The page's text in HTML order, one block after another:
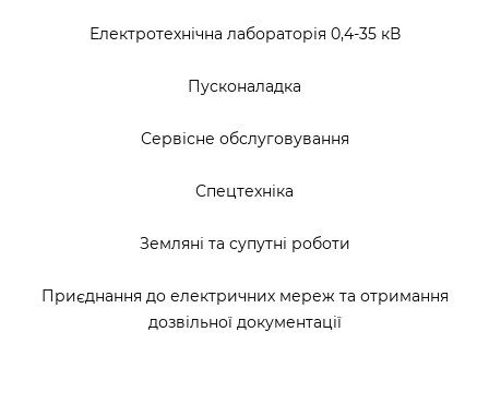
Електротехнічна лабораторія 0,4-35 кВ
Пусконаладка
Сервісне обслуговування
Спецтехніка
Земляні та супутні роботи
Приєднання до електричних мереж та отримання
дозвільної документації